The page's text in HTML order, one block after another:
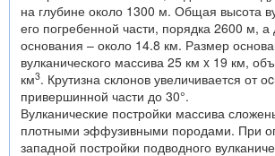
на глубине около 1300 м. Общая высота
его погребенной части, порядка 2600 м, а
основания – около 14.8 км. Размер
вулканического массива 25 км x 19 км,
км3. Крутизна склонов увеличивается от
привершинной части до 30°.
Вулканические постройки массива
плотными эффузивными породами. При
западной постройки подводного